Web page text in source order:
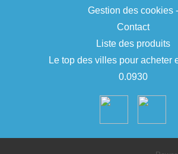
Gestion des cookies-
Contact
Liste des produits
Le top des villes pour acheter
0.0930